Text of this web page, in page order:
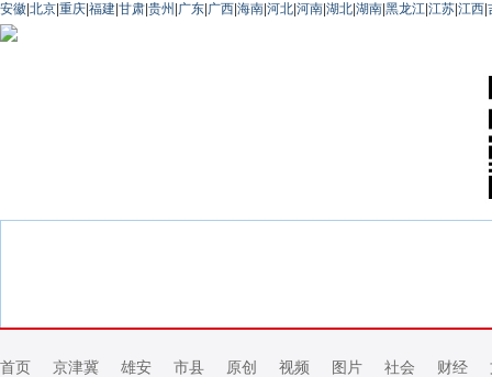
安徽 北京 重庆 福建 甘肃 贵州 广东 广西 海南 河北 河南 湖北 湖南 黑龙江 江苏 江西
首页 京津冀 雄安 市县 原创 视频 图片 社会 财经